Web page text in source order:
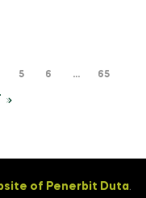
5 6 … 65
of Penerbit Duta.